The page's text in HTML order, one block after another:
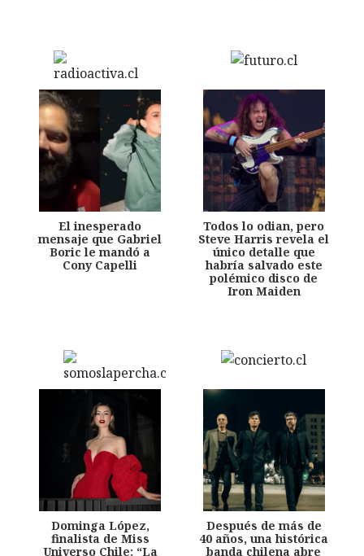
El inesperado
mensaje que Gabriel
Boric le mandó a
Cony Capelli
Todos lo odian, pero
Steve Harris revela el
único detalle que
habría salvado este
polémico disco de
Iron Maiden
Dominga López,
finalista de Miss
Universo Chile: “La
Después de más de
40 años, una histórica
banda chilena abre